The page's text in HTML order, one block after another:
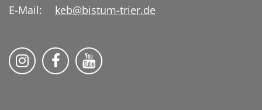
E-Mail:
keb@bistum-trier.de
KEB Bildung Leben auf Instagram
KEB Bildung Leben auf Facebook
KEB Bildung Leben auf